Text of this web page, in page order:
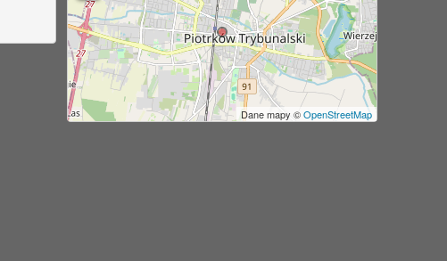
Dane mapy ©OpenStreetMap